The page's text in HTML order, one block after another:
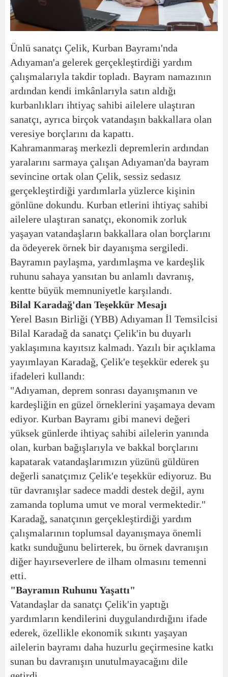
Ünlü sanatçı Çelik, Kurban Bayramı'nda
Adıyaman'a gelerek gerçekleştirdiği yardım
çalışmalarıyla takdir topladı. Bayram namazının
ardından kendi imkânlarıyla satın aldığı
kurbanlıkları ihtiyaç sahibi ailelere ulaştıran
sanatçı, ayrıca birçok vatandaşın bakkallara olan
veresiye borçlarını da kapattı.
Kahramanmaraş merkezli depremlerin ardından
yaralarını sarmaya çalışan Adıyaman'da bayram
sevincine ortak olan Çelik, sessiz sedasız
gerçekleştirdiği yardımlarla yüzlerce kişinin
gönlüne dokundu. Kurban etlerini ihtiyaç sahibi
ailelere ulaştıran sanatçı, ekonomik zorluk
yaşayan vatandaşların bakkallara olan borçlarını
da ödeyerek örnek bir dayanışma sergiledi.
Bayramın paylaşma, yardımlaşma ve kardeşlik
ruhunu sahaya yansıtan bu anlamlı davranış,
kentte büyük memnuniyetle karşılandı.
Bilal Karadağ'dan Teşekkür Mesajı
Yerel Basın Birliği (YBB) Adıyaman İl Temsilcisi
Bilal Karadağ da sanatçı Çelik'in bu duyarlı
yaklaşımına kayıtsız kalmadı. Yazılı bir açıklama
yayımlayan Karadağ, Çelik'e teşekkür ederek şu
ifadeleri kullandı:
"Adıyaman, deprem sonrası dayanışmanın ve
kardeşliğin en güzel örneklerini yaşamaya devam
ediyor. Kurban Bayramı gibi manevi değeri
yüksek günlerde ihtiyaç sahibi ailelerin yanında
olan, kurban bağışlarıyla ve bakkal borçlarını
kapatarak vatandaşlarımızın yüzünü güldüren
değerli sanatçımız Çelik'e teşekkür ediyoruz. Bu
tür davranışlar sadece maddi destek değil, aynı
zamanda topluma umut ve moral vermektedir."
Karadağ, sanatçının gerçekleştirdiği yardım
çalışmalarının toplumsal dayanışmaya önemli
katkı sunduğunu belirterek, bu örnek davranışın
diğer hayırseverlere de ilham olmasını temenni
etti.
"Bayramın Ruhunu Yaşattı"
Vatandaşlar da sanatçı Çelik'in yaptığı
yardımların kendilerini duygulandırdığını ifade
ederek, özellikle ekonomik sıkıntı yaşayan
ailelerin bayramı daha huzurlu geçirmesine katkı
sunan bu davranışın unutulmayacağını dile